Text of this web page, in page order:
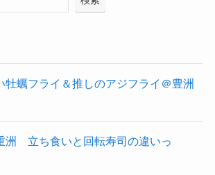
牡蠣フライ＆推しのアジフライ＠豊洲
洲 立ち食いと回転寿司の違いっ